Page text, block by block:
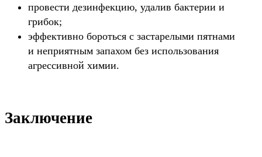
провести дезинфекцию, удалив бактерии и
грибок;
эффективно бороться с застарелыми пятнами
и неприятным запахом без использования
агрессивной химии.
Заключение